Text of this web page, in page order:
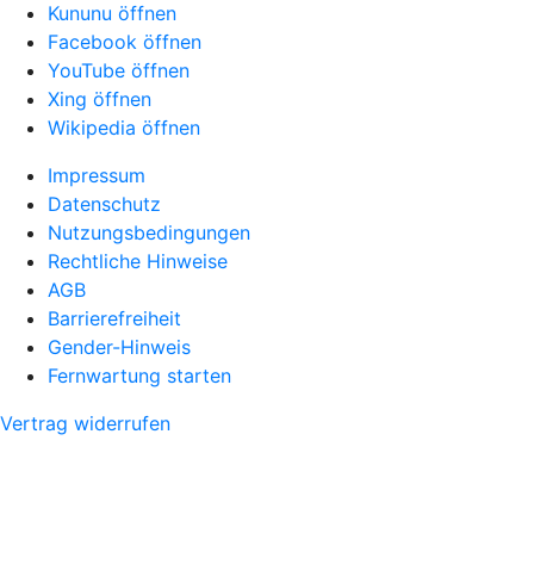
Kununu öffnen
Facebook öffnen
YouTube öffnen
Xing öffnen
Wikipedia öffnen
Impressum
Datenschutz
Nutzungsbedingungen
Rechtliche Hinweise
AGB
Barrierefreiheit
Gender-Hinweis
Fernwartung starten
Vertrag widerrufen